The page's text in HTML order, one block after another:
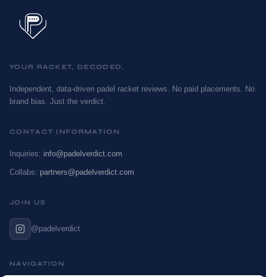
YOUR RACKET, DECODED.
Independent, data-driven padel racket reviews. No paid placements. No
brand bias. Just the verdict.
CONTACT INFORMATION
Inquiries: info@padelverdict.com
Collabs: partners@padelverdict.com
JOIN US
@padelverdict
NAVIGATION